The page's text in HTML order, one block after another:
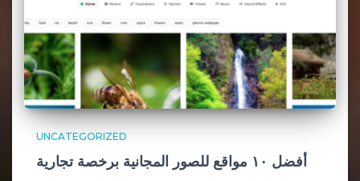
UNCATEGORIZED
أفضل ١٠ مواقع للصور المجانية برخصة تجارية